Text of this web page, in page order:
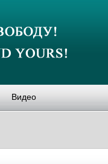
Видео